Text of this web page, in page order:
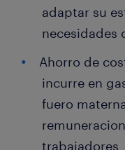
adaptar su
necesidades
Ahorro de
incurre en
fuero
trabajadores